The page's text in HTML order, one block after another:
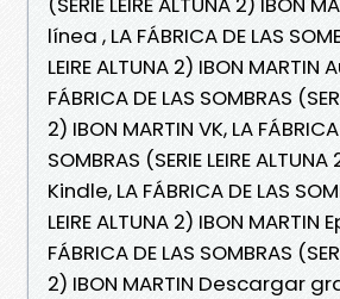
línea , LA FÁBRICA DE LAS
LEIRE ALTUNA 2) IBON MARTIN
FÁBRICA DE LAS SOMBRAS
2) IBON MARTIN VK, LA
SOMBRAS (SERIE LEIRE
Kindle, LA FÁBRICA DE LAS
LEIRE ALTUNA 2) IBON MARTIN
FÁBRICA DE LAS SOMBRAS
2) IBON MARTIN Descargar